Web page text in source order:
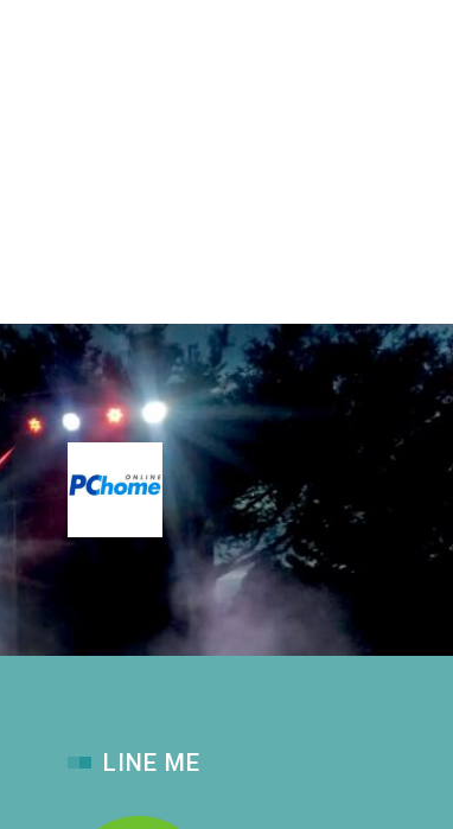
LINE ME